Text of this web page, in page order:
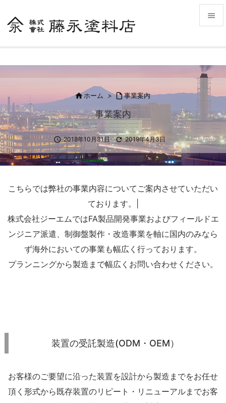

メニュ

前へ

次へ

 ホーム > 事業案内
事業案内
 2018年10月31日  2019年4月3日
こちらでは弊社の事業内容についてご案内させていただい
ております。|
株式会社ジーエムではFA製品開発事業およびフィールドエ
ンジニア派遣、制御盤製作・改造事業を軸に国内のみなら
ず海外においての事業も幅広く行っております。
プランニングから製造まで幅広くお問い合わせください。
装置の受託製造(ODM・OEM）
お客様のご要望に沿った装置を設計から製造までをお任せ
頂く形式から既存装置のリピート・リニューアルまでお客